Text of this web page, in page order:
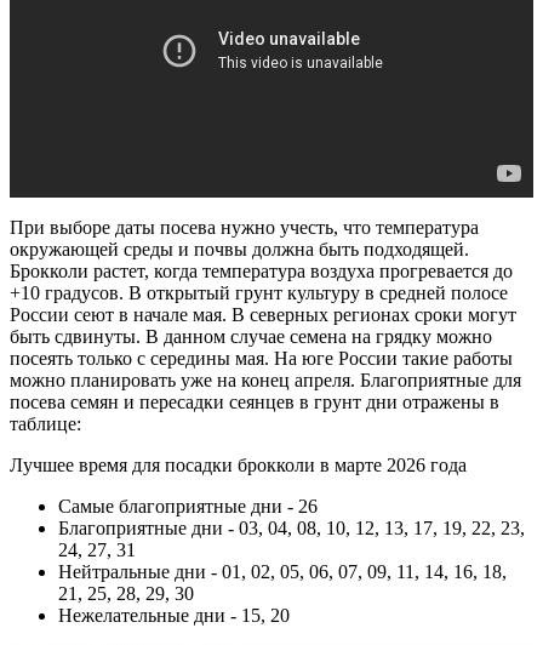
При выборе даты посева нужно учесть, что температура
окружающей среды и почвы должна быть подходящей.
Брокколи растет, когда температура воздуха прогревается до
+10 градусов. В открытый грунт культуру в средней полосе
России сеют в начале мая. В северных регионах сроки могут
быть сдвинуты. В данном случае семена на грядку можно
посеять только с середины мая. На юге России такие работы
можно планировать уже на конец апреля. Благоприятные для
посева семян и пересадки сеянцев в грунт дни отражены в
таблице:
Лучшее время для посадки брокколи в марте 2026 года
Самые благоприятные дни - 26
Благоприятные дни - 03, 04, 08, 10, 12, 13, 17, 19, 22, 23,
24, 27, 31
Нейтральные дни - 01, 02, 05, 06, 07, 09, 11, 14, 16, 18,
21, 25, 28, 29, 30
Нежелательные дни - 15, 20